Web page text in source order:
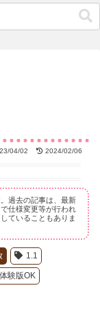
04/02 2024/02/06
過去の記事は、最新
仕様変更等が行われ
ていることもありま
1.1
体験版OK